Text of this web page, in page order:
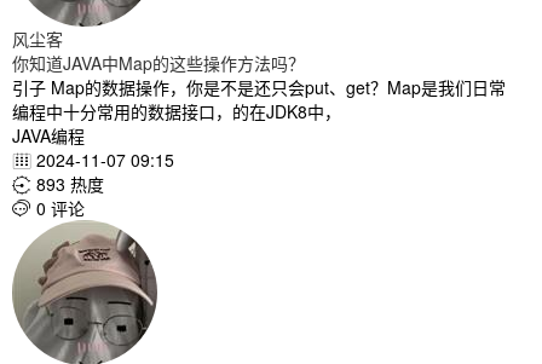
风尘客
你知道JAVA中Map的这些操作方法吗？
引子 Map的数据操作，你是不是还只会put、get？Map是我们日常
编程中十分常用的数据接口，的在JDK8中，
JAVA编程
 2024-11-07 09:15
 893 热度
 0 评论